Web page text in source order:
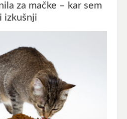
za mačke – kar sem
izkušnji